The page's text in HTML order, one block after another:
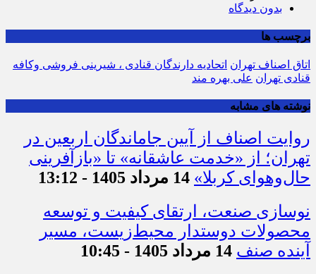
بدون دیدگاه
برچسب ها
اتاق اصناف تهران اتحادیه دارندگان قنادی ، شیرینی فروشی وکافه
قنادی تهران علی بهره مند
نوشته های مشابه
روایت اصناف از آیین جاماندگان اربعین در
تهران؛ از «خدمت عاشقانه» تا «بازآفرینی
حال‌وهوای کربلا» 14 مرداد 1405 - 13:12
نوسازی صنعت، ارتقای کیفیت و توسعه
محصولات دوستدار محیط‌زیست، مسیر
آینده صنف 14 مرداد 1405 - 10:45